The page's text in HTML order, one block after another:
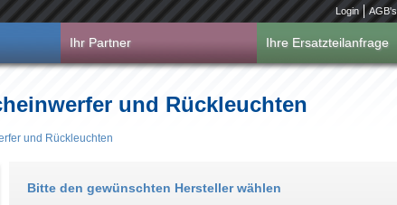
Login AGB's
Ihr Partner Ihre Ersatzteilanfrage
und Rückleuchten
und Rückleuchten
Bitte den gewünschten Hersteller wählen